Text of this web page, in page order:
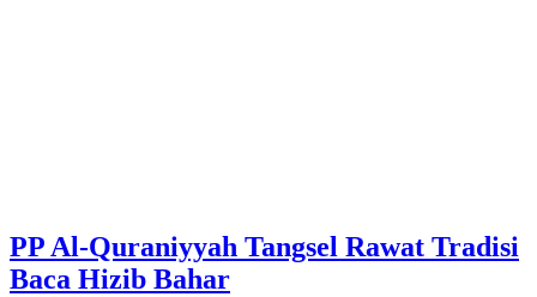
PP Al-Quraniyyah Tangsel Rawat Tradisi
Baca Hizib Bahar